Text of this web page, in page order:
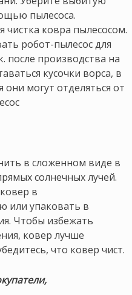
пылесоса.
чистка ковра пылесосом.
робот-пылесос для
после производства на
кусочки ворса, в
могут отделяться от
в сложенном виде в
солнечных лучей.
в
или упаковать в
Чтобы избежать
ковер лучше
что ковер чист.